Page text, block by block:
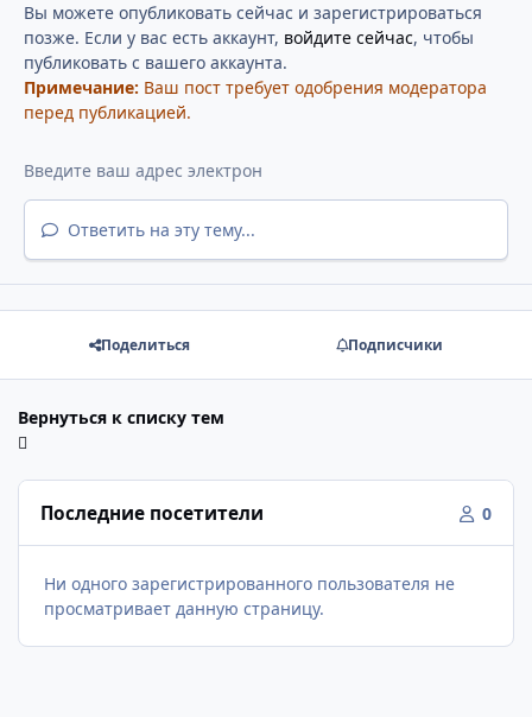
Вы можете опубликовать сейчас и зарегистрироваться
позже. Если у вас есть аккаунт, войдите сейчас, чтобы
публиковать с вашего аккаунта.
Примечание: Ваш пост требует одобрения модератора
перед публикацией.
Ответить на эту тему...
Поделиться Подписчики
Вернуться к списку тем
Последние посетители 0
Ни одного зарегистрированного пользователя не
просматривает данную страницу.